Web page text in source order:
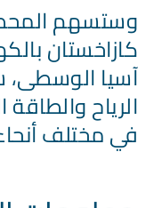
كازاخستان
آسيا الوسطى،
الرياح
في مختلف